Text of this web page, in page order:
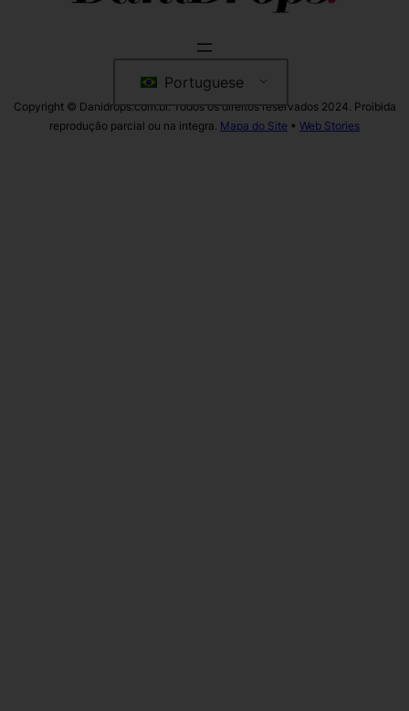
Portuguese
Copyright © Danidrops.com.br. Todos os direitos reservados 2024. Proibida
reprodução parcial ou na integra. Mapa do Site • Web Stories